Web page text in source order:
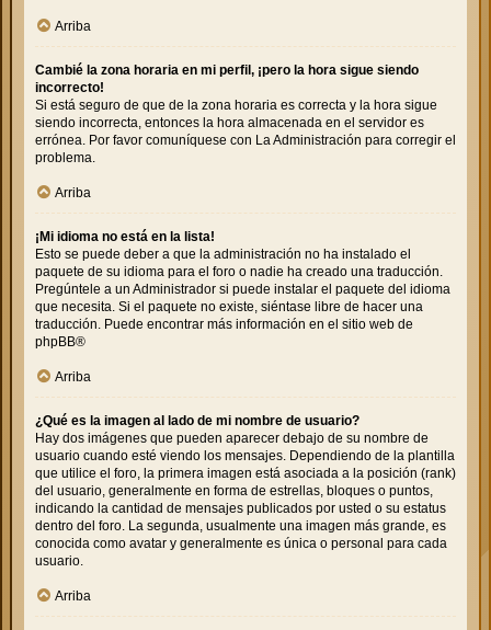
Arriba
Cambié la zona horaria en mi perfil, ¡pero la hora sigue siendo
incorrecto!
Si está seguro de que de la zona horaria es correcta y la hora sigue
siendo incorrecta, entonces la hora almacenada en el servidor es
errónea. Por favor comuníquese con La Administración para corregir el
problema.
Arriba
¡Mi idioma no está en la lista!
Esto se puede deber a que la administración no ha instalado el
paquete de su idioma para el foro o nadie ha creado una traducción.
Pregúntele a un Administrador si puede instalar el paquete del idioma
que necesita. Si el paquete no existe, siéntase libre de hacer una
traducción. Puede encontrar más información en el sitio web de
phpBB®
Arriba
¿Qué es la imagen al lado de mi nombre de usuario?
Hay dos imágenes que pueden aparecer debajo de su nombre de
usuario cuando esté viendo los mensajes. Dependiendo de la plantilla
que utilice el foro, la primera imagen está asociada a la posición (rank)
del usuario, generalmente en forma de estrellas, bloques o puntos,
indicando la cantidad de mensajes publicados por usted o su estatus
dentro del foro. La segunda, usualmente una imagen más grande, es
conocida como avatar y generalmente es única o personal para cada
usuario.
Arriba